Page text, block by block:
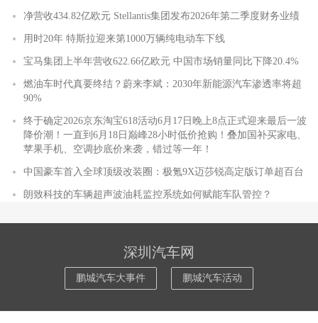
净营收434.82亿欧元 Stellantis集团发布2026年第二季度财务业绩
用时20年 特斯拉迎来第1000万辆纯电动车下线
宝马集团上半年营收622.66亿欧元 中国市场销量同比下降20.4%
燃油车时代真要终结？蔚来李斌：2030年新能源汽车渗透率将超
90%
终于确定2026京东淘宝618活动6月17日晚上8点正式迎来最后一波
降价潮！一直到6月18日巅峰28小时低价抢购！叠加国补买家电、
苹果手机、空调抄底价来袭，错过等一年！
中国豪车首入全球顶级改装圈：极氪9X迈莎锐高定版订单超百台
朗致科技的车辆超声波油耗监控系统如何赋能车队管控？
深圳汽车网
鹏城汽车大事件 鹏城汽车活动